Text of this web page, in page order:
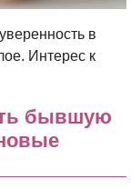
в
Интерес к
бывшую